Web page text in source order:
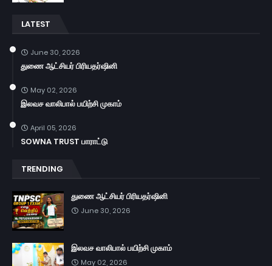
LATEST
June 30, 2026
துணை ஆட்சியர் பிரியதர்ஷினி
May 02, 2026
இலவச வாலிபால் பயிற்சி முகாம்
April 05, 2026
SOWNA TRUST பாராட்டு
TRENDING
துணை ஆட்சியர் பிரியதர்ஷினி
June 30, 2026
இலவச வாலிபால் பயிற்சி முகாம்
May 02, 2026